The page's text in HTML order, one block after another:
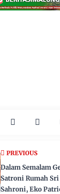
PREVIOUS
Dalam Semalam
Satroni Rumah
Sahroni, Eko